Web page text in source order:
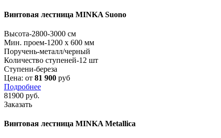
Винтовая лестница MINKA Suono
Высота-2800-3000 см
Мин. проем-1200 x 600 мм
Поручень-металл/черный
Количество ступеней-12 шт
Ступени-береза
Цена: от 81 900 руб
Подробнее
81900 руб.
Заказать
Винтовая лестница MINKA Metallica